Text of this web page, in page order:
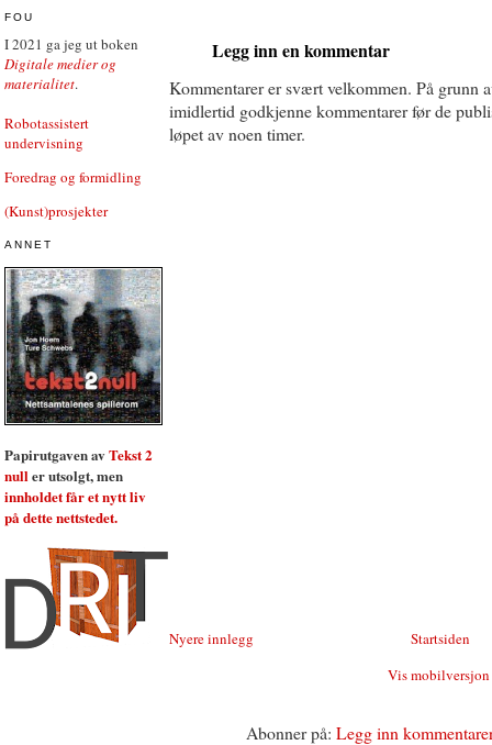
FOU
I 2021 ga jeg ut boken
Digitale medier og
materialitet.
Robotassistert
undervisning
Foredrag og formidling
(Kunst)prosjekter
ANNET
Papirutgaven av Tekst 2
nuller utsolgt, men
innholdet får et nytt liv
på dette nettstedet.
Legg inn en kommentar
Kommentarer er svært velkommen. På grunn
imidlertid godkjenne kommentarer før de
løpet av noen timer.
Nyere innlegg
Startsiden
Vis mobilversjon
Abonner på: Legg inn